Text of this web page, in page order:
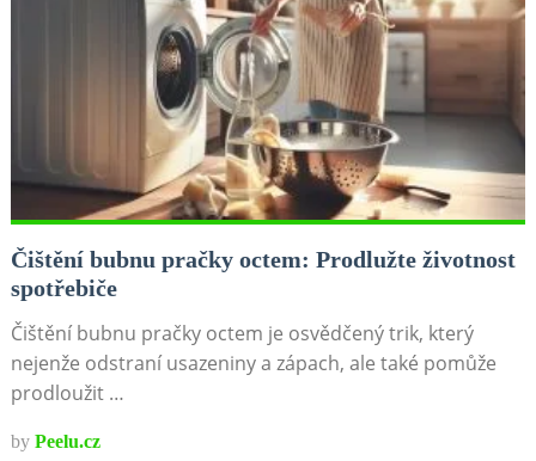
Čištění bubnu pračky octem: Prodlužte životnost
spotřebiče
Čištění bubnu pračky octem je osvědčený trik, který
nejenže odstraní usazeniny a zápach, ale také pomůže
prodloužit …
by Peelu.cz